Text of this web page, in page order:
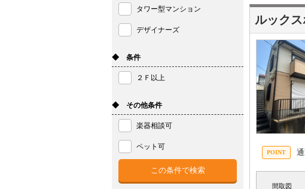
ルックス
間取図
タワー型マンション
デザイナーズ
◆ 条件
２Ｆ以上
◆ その他条件
楽器相談可
ペット可